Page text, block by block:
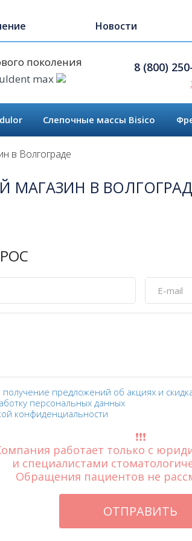
Новости
поколения
8 (800)
Слепочные массы Bisico
в Волгограде
МАГАЗИН В
получение предложений об акциях и
персональных данных
конфиденциальности
❗️❗️❗️
работает только с
и специалистами
Обращения пациентов не